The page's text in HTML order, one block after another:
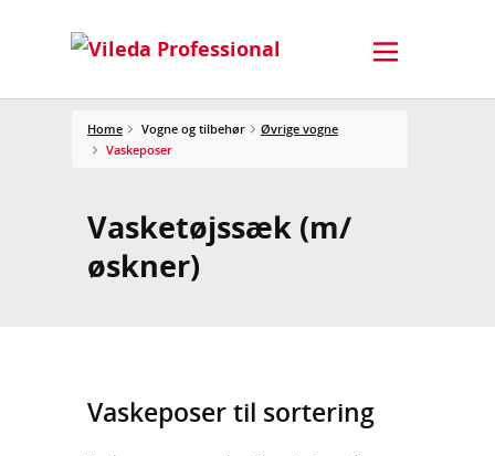
Home Vogne og tilbehør
Øvrige vogne
Vaskeposer
Vasketøjssæk (m/
øskner)
Vaskeposer til sortering